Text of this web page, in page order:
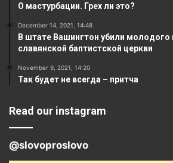
О мастурбации. Грех ли это?
December 14, 2021, 14:48
В штате Вашингтон убили молодого
славянской баптистской церкви
November 9, 2021, 14:20
Так будет не всегда – притча
Read our instagram
@slovoproslovo